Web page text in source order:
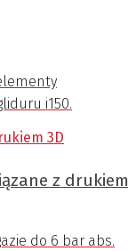
i150.
z drukiem
do 6 bar abs.